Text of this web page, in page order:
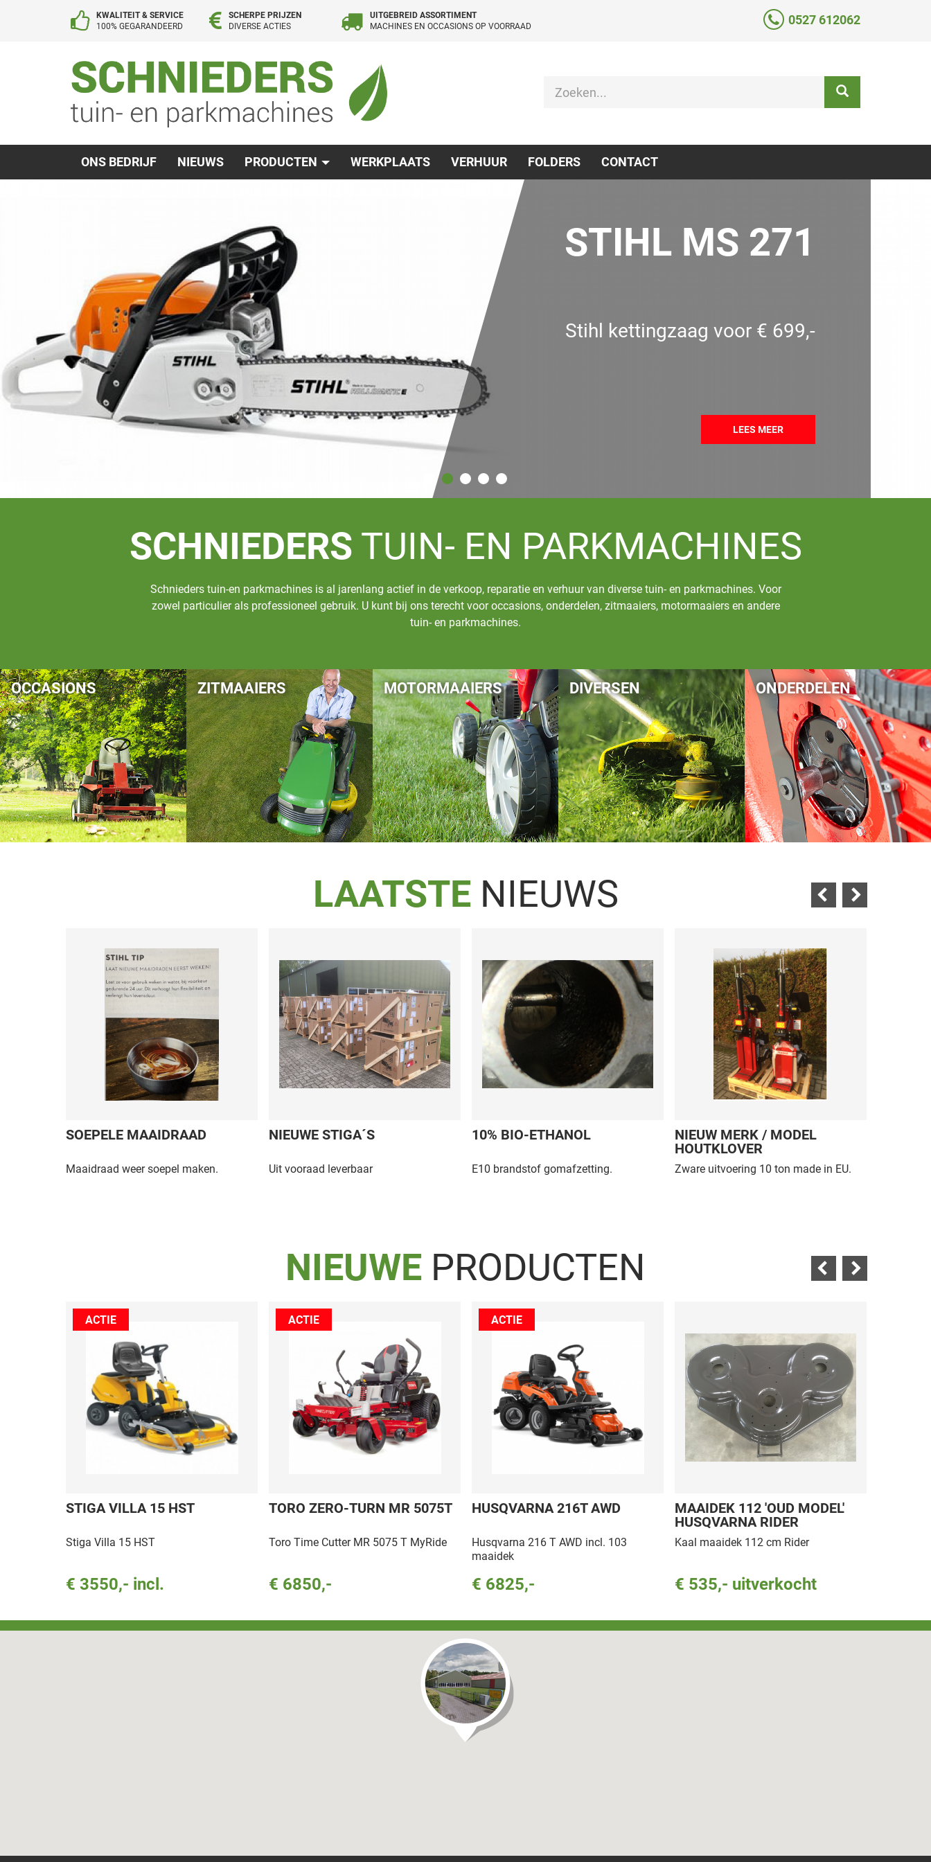
KWALITEIT & SERVICE
100% GEGARANDEERD
SCHERPE PRIJZEN
DIVERSE ACTIES
UITGEBREID ASSORTIMENT
MACHINES EN OCCASIONS OP VOORRAAD
0527 612062
ONS BEDRIJF NIEUWS PRODUCTEN WERKPLAATS VERHUUR FOLDERS CONTACT
STIHL MS 271
Stihl kettingzaag voor € 699,-
LEES MEER
SCHNIEDERSTUIN- EN PARKMACHINES
Schnieders tuin-en parkmachines is al jarenlang actief in de verkoop, reparatie en verhuur van diverse tuin- en parkmachines. Voor
zowel particulier als professioneel gebruik. U kunt bij ons terecht voor occasions, onderdelen, zitmaaiers, motormaaiers en andere
tuin- en parkmachines.
OCCASIONS ZITMAAIERS MOTORMAAIERS DIVERSEN ONDERDELEN
LAATSTENIEUWS
SOEPELE MAAIDRAAD
Maaidraad weer soepel maken.
NIEUWE STIGA´S
Uit vooraad leverbaar
10% BIO-ETHANOL
E10 brandstof gomafzetting.
NIEUW MERK / MODEL
HOUTKLOVER
Zware uitvoering 10 ton made in EU.
NIEUWE PRODUCTEN
ACTIE
STIGA VILLA 15 HST
Stiga Villa 15 HST
€ 3550,- incl.
ACTIE
TORO ZERO-TURN MR 5075T
Toro Time Cutter MR 5075 T MyRide
€ 6850,-
ACTIE
HUSQVARNA 216T AWD
Husqvarna 216 T AWD incl. 103
maaidek
€ 6825,-
MAAIDEK 112 'OUD MODEL'
HUSQVARNA RIDER
Kaal maaidek 112 cm Rider
€ 535,- uitverkocht